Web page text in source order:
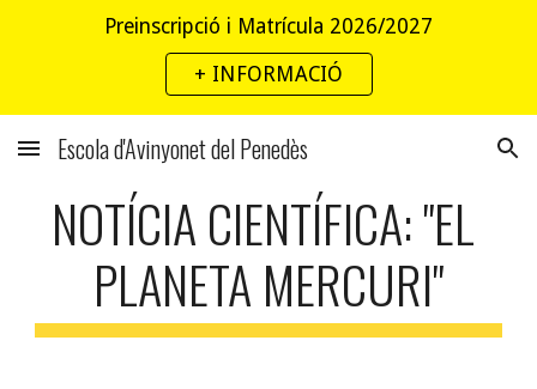
Skip to main content
Preinscripció i Matrícula 2026/2027
+ INFORMACIÓ
Escola d'Avinyonet del Penedès
NOTÍCIA CIENTÍFICA: "EL
PLANETA MERCURI"